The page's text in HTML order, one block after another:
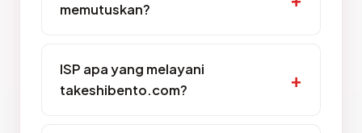
memutuskan?
ISP apa yang melayani
takeshibento.com?